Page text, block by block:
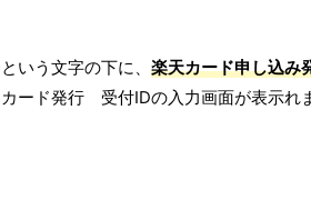
いう文字の下に、 楽天カード申し込み
ード発行 受付IDの入力画面が表示れ